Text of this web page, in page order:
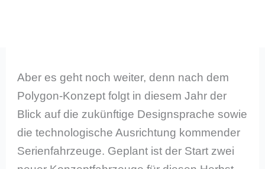
Aber es geht noch weiter, denn nach dem
Polygon-Konzept folgt in diesem Jahr der
Blick auf die zukünftige Designsprache sowie
die technologische Ausrichtung kommender
Serienfahrzeuge. Geplant ist der Start zwei